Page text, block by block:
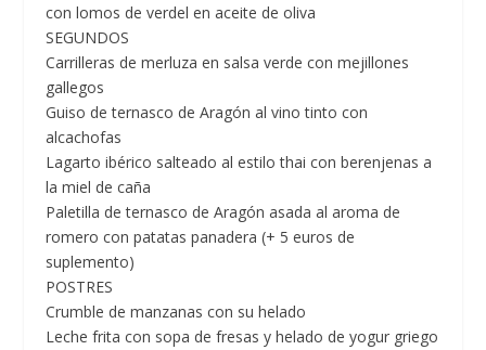
con lomos de verdel en aceite de oliva
SEGUNDOS
Carrilleras de merluza en salsa verde con mejillones
gallegos
Guiso de ternasco de Aragón al vino tinto con
alcachofas
Lagarto ibérico salteado al estilo thai con berenjenas a
la miel de caña
Paletilla de ternasco de Aragón asada al aroma de
romero con patatas panadera (+ 5 euros de
suplemento)
POSTRES
Crumble de manzanas con su helado
Leche frita con sopa de fresas y helado de yogur griego